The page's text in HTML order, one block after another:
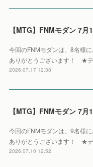
【MTG】FNMモダン 7月
今回のFNMモダンは、8名様に
ありがとうございます！ ★デ
2026.07.17 12:38
【MTG】FNMモダン 7月
今回のFNMモダンは、9名様に
ありがとうございます！ ★デ
2026.07.10 12:52